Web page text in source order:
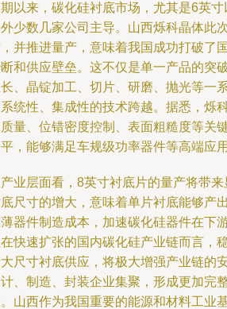
以来，碳化硅衬底市场，尤其是6英
少数几家公司主导。山西烁科晶体此
并推进量产，意味着我国成功打破了
和供应壁垒。这不仅是单一产品的突
、晶锭加工、切片、研磨、抛光等一
统性、集成性的技术跨越。据悉，烁
量、位错密度控制、表面粗糙度等关
，能够满足车规级功率器件等高端应用
业层面看，8英寸衬底片的量产将带来
尺寸的增大，意味着单片衬底能够产
器件制造成本，加速碳化硅器件在下
快速扩张的国内碳化硅产业链而言，
尺寸衬底供应，将极大增强产业链的
、制造、封装企业集聚，形成更加完
山西作为我国重要的能源和材料工业